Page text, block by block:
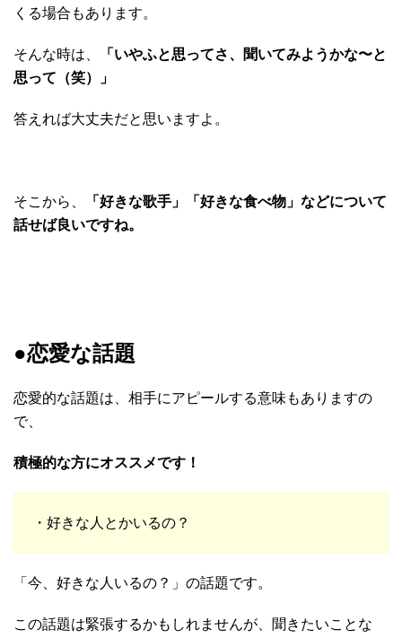
くる場合もあります。
そんな時は、
「いやふと思ってさ、聞いてみようかな〜と
思って（笑）」
答えれば大丈夫だと思いますよ。
そこから、
「好きな歌手」「好きな食べ物」などについて
話せば良いですね。
●恋愛な話題
恋愛的な話題は、相手にアピールする意味もありますの
で、
積極的な方にオススメです！
・好きな人とかいるの？
「今、好きな人いるの？」の話題です。
この話題は緊張するかもしれませんが、聞きたいことな